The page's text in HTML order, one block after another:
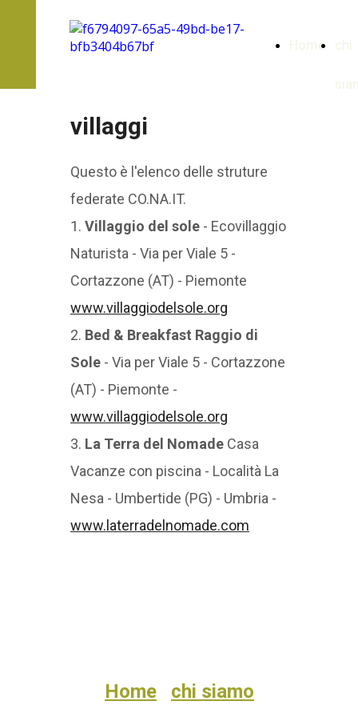
Home chi
villaggi
Questo è l'elenco delle struture
federate CO.NA.IT.
1. Villaggio del sole - Ecovillaggio
Naturista - Via per Viale 5 -
Cortazzone (AT) - Piemonte
www.villaggiodelsole.org
2. Bed & Breakfast Raggio di
Sole - Via per Viale 5 - Cortazzone
(AT) - Piemonte -
www.villaggiodelsole.org
3. La Terra del Nomade Casa
Vacanze con piscina - Località La
Nesa - Umbertide (PG) - Umbria -
www.laterradelnomade.com
Home
chi siamo